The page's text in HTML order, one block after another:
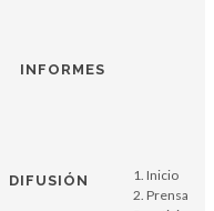
INFORMES
DIFUSIÓN
Inicio
Prensa